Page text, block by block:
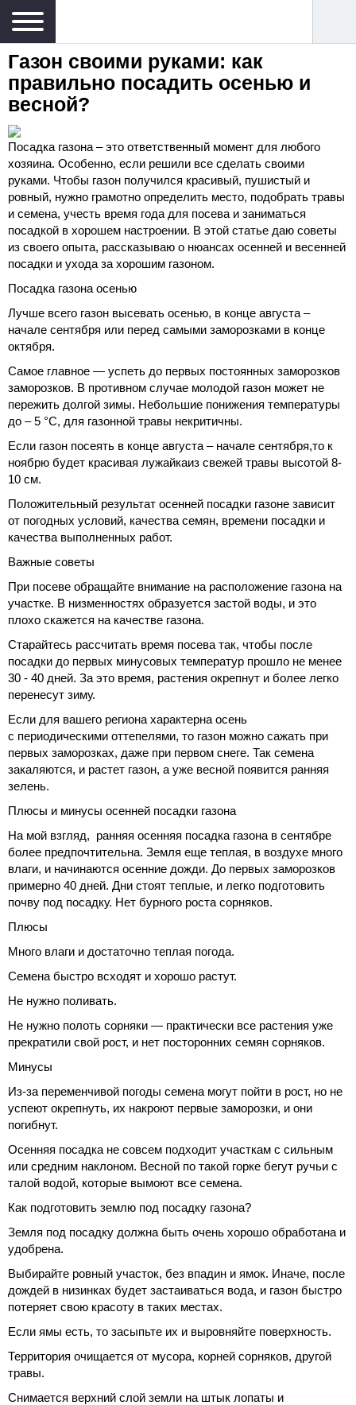
Газон своими руками: как
правильно посадить осенью и
весной?
Посадка газона – это ответственный момент для любого
хозяина. Особенно, если решили все сделать своими
руками. Чтобы газон получился красивый, пушистый и
ровный, нужно грамотно определить место, подобрать травы
и семена, учесть время года для посева и заниматься
посадкой в хорошем настроении. В этой статье даю советы
из своего опыта, рассказываю о нюансах осенней и весенней
посадки и ухода за хорошим газоном.
Посадка газона осенью
Лучше всего газон высевать осенью, в конце августа –
начале сентября или перед самыми заморозками в конце
октября.
Самое главное — успеть до первых постоянных заморозков
заморозков. В противном случае молодой газон может не
пережить долгой зимы. Небольшие понижения температуры
до – 5 °C, для газонной травы некритичны.
Если газон посеять в конце августа – начале сентября,то к
ноябрю будет красивая лужайкаиз свежей травы высотой 8-
10 см.
Положительный результат осенней посадки газоне зависит
от погодных условий, качества семян, времени посадки и
качества выполненных работ.
Важные советы
При посеве обращайте внимание на расположение газона на
участке. В низменностях образуется застой воды, и это
плохо скажется на качестве газона.
Старайтесь рассчитать время посева так, чтобы после
посадки до первых минусовых температур прошло не менее
30 - 40 дней. За это время, растения окрепнут и более легко
перенесут зиму.
Если для вашего региона характерна осень
с периодическими оттепелями, то газон можно сажать при
первых заморозках, даже при первом снеге. Так семена
закаляются, и растет газон, а уже весной появится ранняя
зелень.
Плюсы и минусы осенней посадки газона
На мой взгляд, ранняя осенняя посадка газона в сентябре
более предпочтительна. Земля еще теплая, в воздухе много
влаги, и начинаются осенние дожди. До первых заморозков
примерно 40 дней. Дни стоят теплые, и легко подготовить
почву под посадку. Нет бурного роста сорняков.
Плюсы
Много влаги и достаточно теплая погода.
Семена быстро всходят и хорошо растут.
Не нужно поливать.
Не нужно полоть сорняки — практически все растения уже
прекратили свой рост, и нет посторонних семян сорняков.
Минусы
Из-за переменчивой погоды семена могут пойти в рост, но не
успеют окрепнуть, их накроют первые заморозки, и они
погибнут.
Осенняя посадка не совсем подходит участкам с сильным
или средним наклоном. Весной по такой горке бегут ручьи с
талой водой, которые вымоют все семена.
Как подготовить землю под посадку газона?
Земля под посадку должна быть очень хорошо обработана и
удобрена.
Выбирайте ровный участок, без впадин и ямок. Иначе, после
дождей в низинках будет застаиваться вода, и газон быстро
потеряет свою красоту в таких местах.
Если ямы есть, то засыпьте их и выровняйте поверхность.
Территория очищается от мусора, корней сорняков, другой
травы.
Снимается верхний слой земли на штык лопаты и